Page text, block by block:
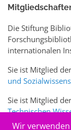
Die Stiftung
internationalen
Sie ist Mitglied der
und
Sie ist Mitglied der
Technischen
Wir